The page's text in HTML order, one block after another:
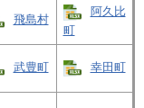
飛島村
阿久比
町
武豊町 幸田町